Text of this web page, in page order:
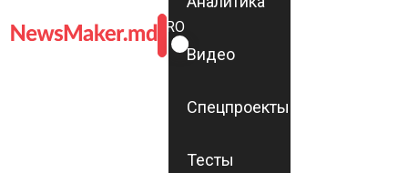
ROMÂNĂ
RU
Видео
Спецпроекты
Тесты